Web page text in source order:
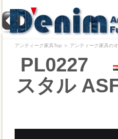
アンティーク家具Top ＞ アンティーク家具の
PL0227
スタル